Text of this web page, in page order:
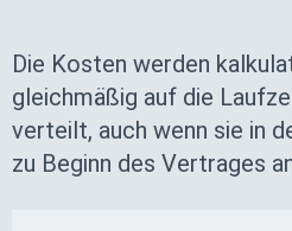
Die Kosten werden
gleichmäßig auf die
verteilt, auch wenn sie in
zu Beginn des Vertrages